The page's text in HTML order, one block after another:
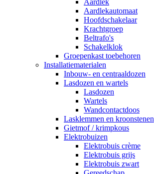
Aardlek
Aardlekautomaat
Hoofdschakelaar
Krachtgroep
Beltrafo's
Schakelklok
Groepenkast toebehoren
Installatiematerialen
Inbouw- en centraaldozen
Lasdozen en wartels
Lasdozen
Wartels
Wandcontactdoos
Lasklemmen en kroonstenen
Gietmof / krimpkous
Elektrobuizen
Elektrobuis crème
Elektrobuis grijs
Elektrobuis zwart